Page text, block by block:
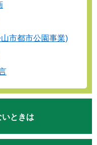
市都市公園事業)
いときは